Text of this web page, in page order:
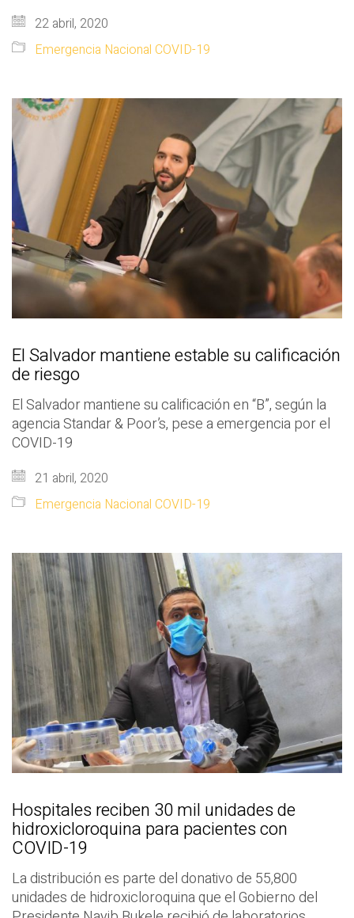
22 abril, 2020
Emergencia Nacional COVID-19
El Salvador mantiene estable su calificación
de riesgo
El Salvador mantiene su calificación en “B”, según la
agencia Standar & Poor’s, pese a emergencia por el
COVID-19
21 abril, 2020
Emergencia Nacional COVID-19
Hospitales reciben 30 mil unidades de
hidroxicloroquina para pacientes con
COVID-19
La distribución es parte del donativo de 55,800
unidades de hidroxicloroquina que el Gobierno del